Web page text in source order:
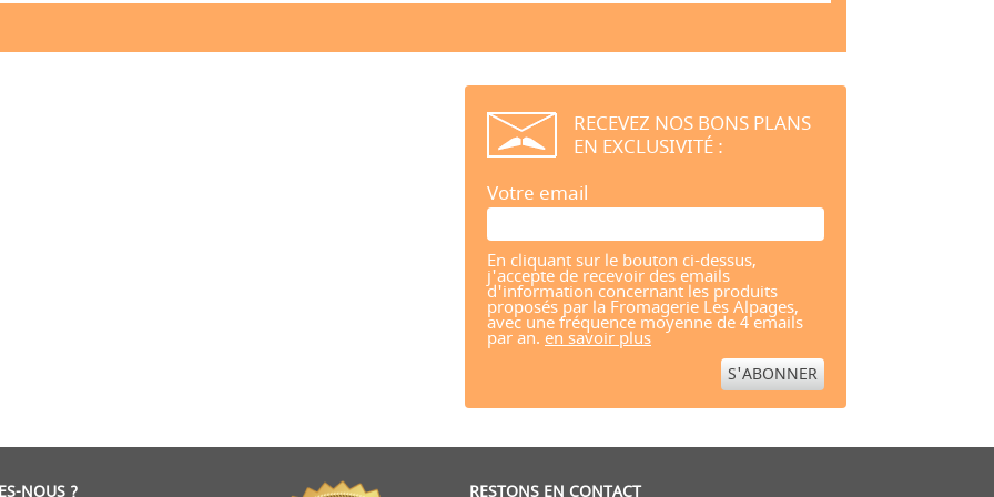
RECEVEZ NOS BONS PLANS
EN EXCLUSIVITÉ :
Votre email
En cliquant sur le bouton ci-dessus,
j'accepte de recevoir des emails
d'information concernant les produits
proposés par la Fromagerie Les Alpages,
avec une fréquence moyenne de 4 emails
par an. en savoir plus
NOUS ? RESTONS EN CONTACT